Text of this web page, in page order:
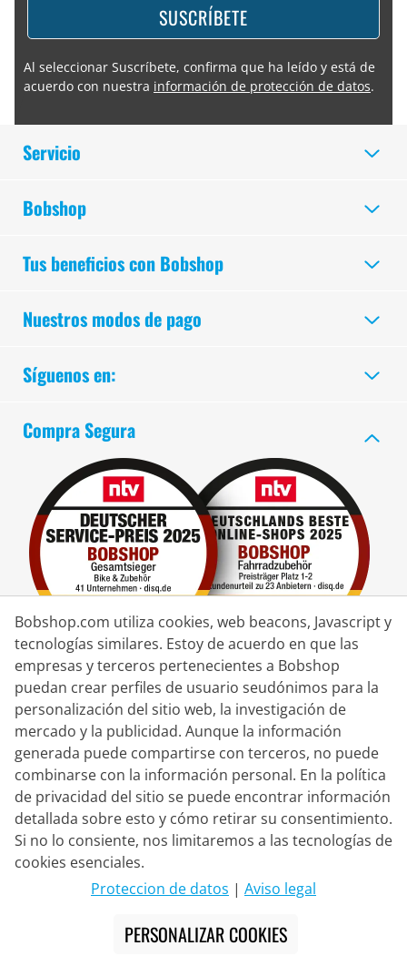
SUSCRÍBETE
Al seleccionar Suscríbete, confirma que ha leído y está de
acuerdo con nuestra información de protección de datos.
Servicio
Bobshop
Tus beneficios con Bobshop
Nuestros modos de pago
Contacto
Chat en vivo
Lun. - Vie.: 8:30 - 16:00 (CET)
Whatsapp
Llamada (en/de)
Síguenos en:
Compra Segura
Socio de Entrega
Bobshop.com utiliza cookies, web beacons, Javascript y
tecnologías similares. Estoy de acuerdo en que las
empresas y terceros pertenecientes a Bobshop
puedan crear perfiles de usuario seudónimos para la
personalización del sitio web, la investigación de
mercado y la publicidad. Aunque la información
generada puede compartirse con terceros, no puede
combinarse con la información personal. En la política
de privacidad del sitio se puede encontrar información
detallada sobre esto y cómo retirar su consentimiento.
Si no lo consiente, nos limitaremos a las tecnologías de
cookies esenciales.
Proteccion de datos | Aviso legal
PERSONALIZAR COOKIES